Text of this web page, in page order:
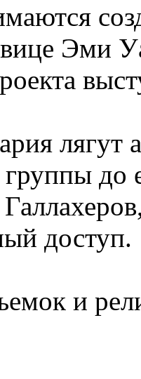
Эми
до
доступ.
и